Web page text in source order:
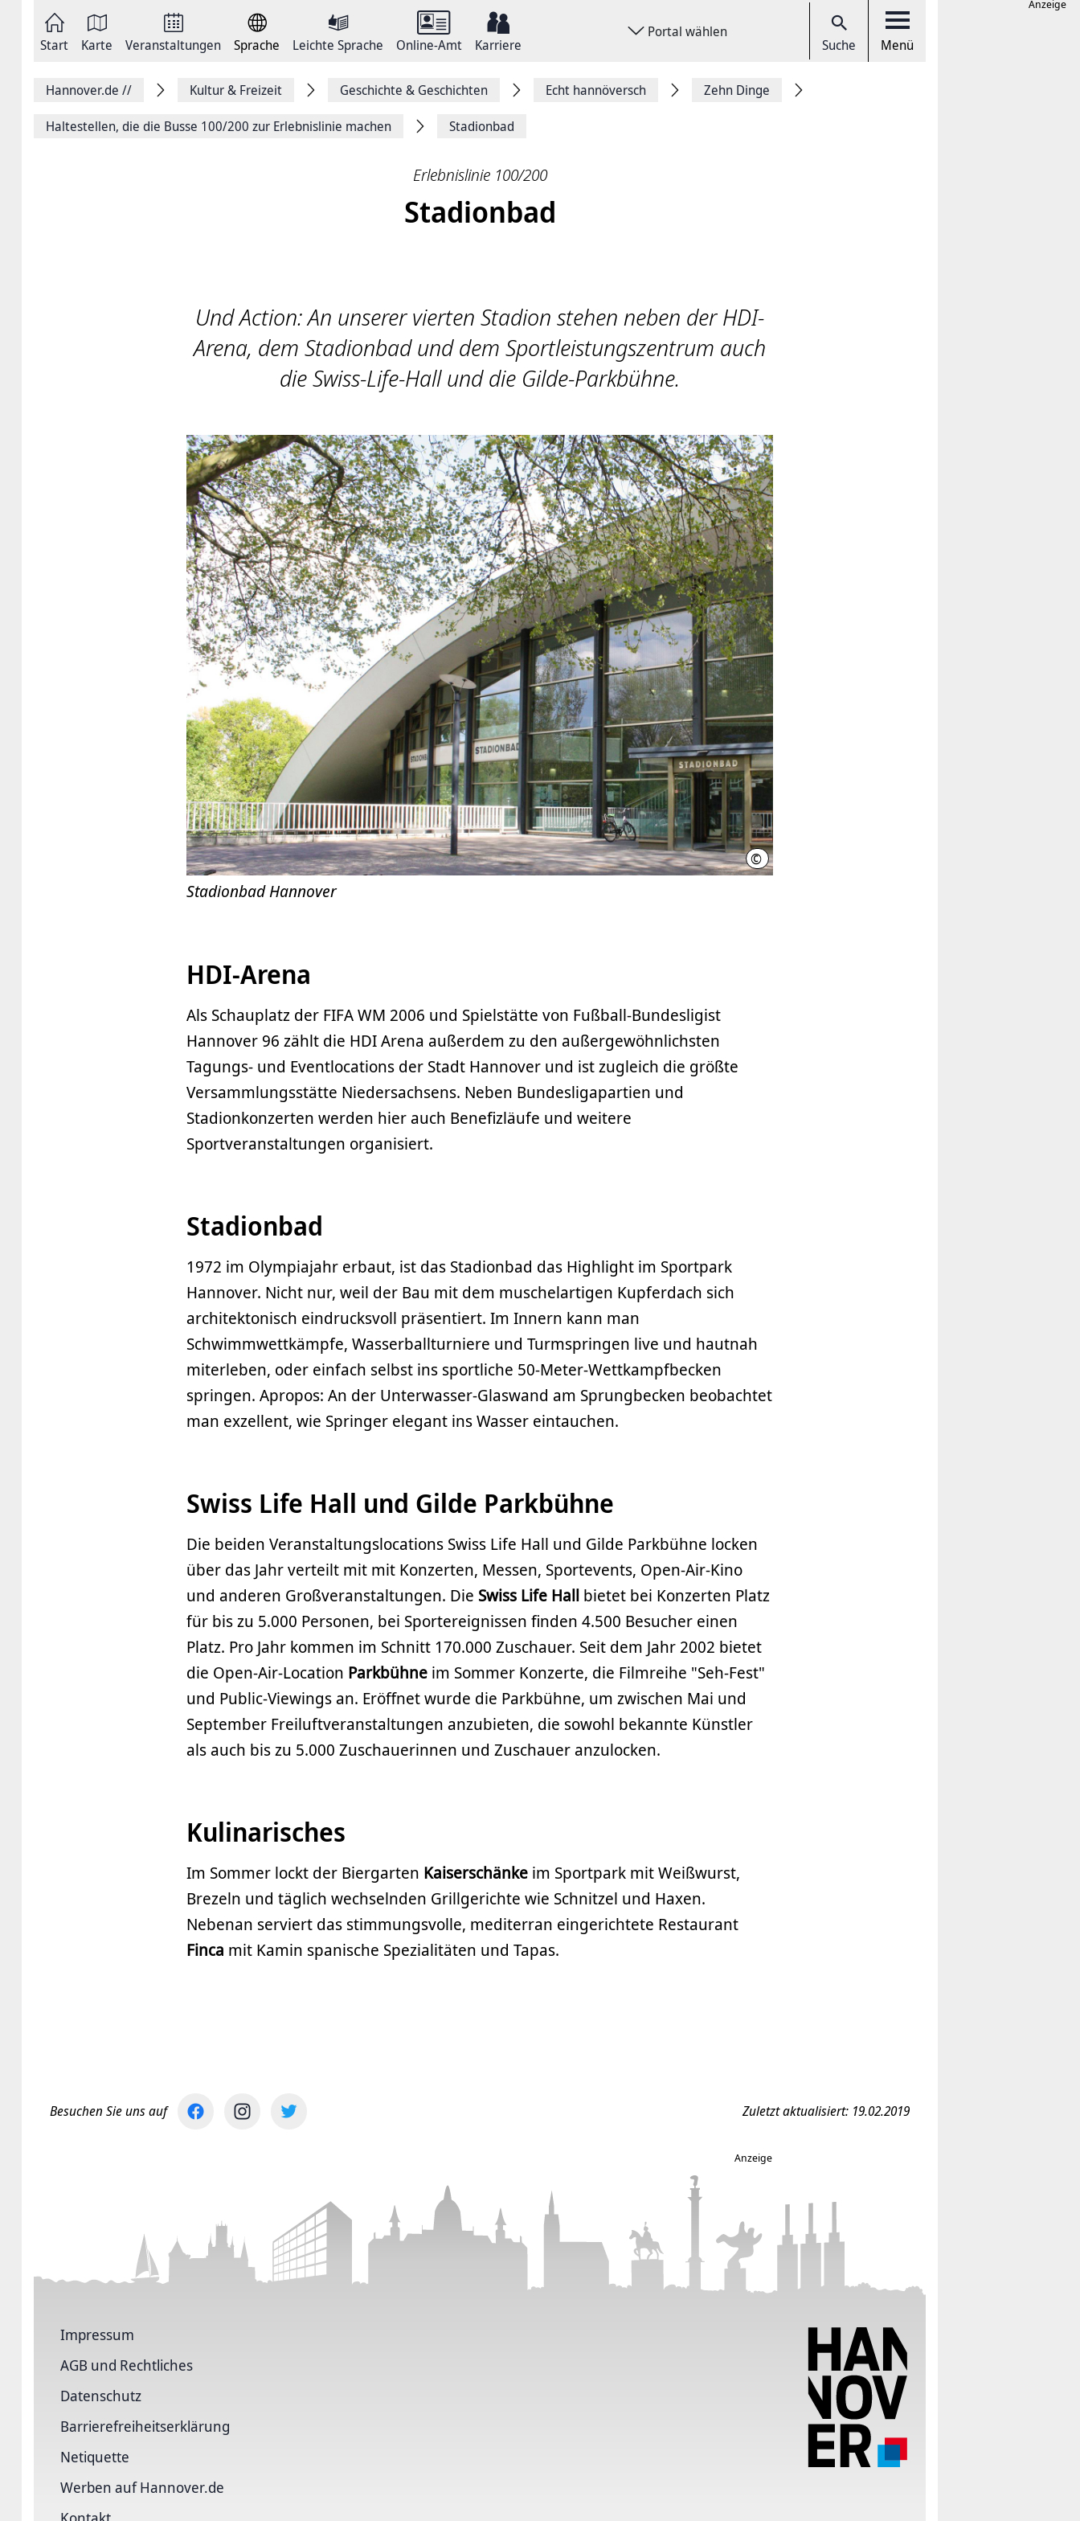
springen
Start Karte Veranstaltungen Sprache Leichte Sprache Online-Amt Karriere
Portal wählen
Suche Menü
FacebookHannover.de // Kultur & Freizeit Geschichte & Geschichten Echt hannöversch Zehn Dinge
Haltestellen, die die Busse 100/200 zur Erlebnislinie machen Stadionbad
Erlebnislinie 100/200
Stadionbad
Und Action: An unserer vierten Stadion stehen neben der HDI-
Arena, dem Stadionbad und dem Sportleistungszentrum auch
die Swiss-Life-Hall und die Gilde-Parkbühne.
© LHH (Neue Medien)
Stadionbad Hannover
HDI-Arena
Als Schauplatz der FIFA WM 2006 und Spielstätte von Fußball-Bundesligist
Hannover 96 zählt die HDI Arena außerdem zu den außergewöhnlichsten
Tagungs- und Eventlocations der Stadt Hannover und ist zugleich die größte
Versammlungsstätte Niedersachsens. Neben Bundesligapartien und
Stadionkonzerten werden hier auch Benefizläufe und weitere
Sportveranstaltungen organisiert.
Stadionbad
1972 im Olympiajahr erbaut, ist das Stadionbad das Highlight im Sportpark
Hannover. Nicht nur, weil der Bau mit dem muschelartigen Kupferdach sich
architektonisch eindrucksvoll präsentiert. Im Innern kann man
Schwimmwettkämpfe, Wasserballturniere und Turmspringen live und hautnah
miterleben, oder einfach selbst ins sportliche 50-Meter-Wettkampfbecken
springen. Apropos: An der Unterwasser-Glaswand am Sprungbecken beobachtet
man exzellent, wie Springer elegant ins Wasser eintauchen.
Swiss Life Hall und Gilde Parkbühne
Die beiden Veranstaltungslocations Swiss Life Hall und Gilde Parkbühne locken
über das Jahr verteilt mit mit Konzerten, Messen, Sportevents, Open-Air-Kino
und anderen Großveranstaltungen. Die Swiss Life Hall bietet bei Konzerten Platz
für bis zu 5.000 Personen, bei Sportereignissen finden 4.500 Besucher einen
Platz. Pro Jahr kommen im Schnitt 170.000 Zuschauer. Seit dem Jahr 2002 bietet
die Open-Air-Location Parkbühne im Sommer Konzerte, die Filmreihe "Seh-Fest"
und Public-Viewings an. Eröffnet wurde die Parkbühne, um zwischen Mai und
September Freiluftveranstaltungen anzubieten, die sowohl bekannte Künstler
als auch bis zu 5.000 Zuschauerinnen und Zuschauer anzulocken.
Kulinarisches
Im Sommer lockt der Biergarten Kaiserschänke im Sportpark mit Weißwurst,
Brezeln und täglich wechselnden Grillgerichte wie Schnitzel und Haxen.
Nebenan serviert das stimmungsvolle, mediterran eingerichtete Restaurant
Finca mit Kamin spanische Spezialitäten und Tapas.
Besuchen Sie uns auf Zuletzt aktualisiert: 19.02.2019
Anzeige
Impressum
AGB und Rechtliches
Datenschutz
Barriere­freiheits­erklärung
Netiquette
Werben auf Hannover.de
Anzeige